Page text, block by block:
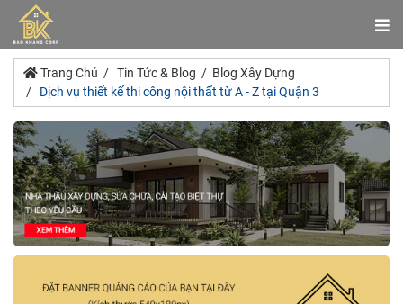
Trang Chủ Tin Tức & Blog
Blog Xây Dựng
Dịch vụ thiết kế thi công nội thất từ A - Z tại Quận 3